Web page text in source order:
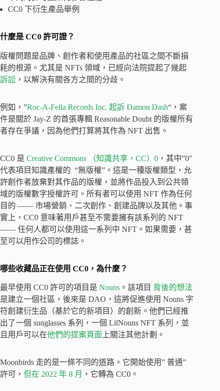
CC0 下衍生產品舉例
什麼是 CC0 許可證？
版權問題是品牌、創作者和使用產品的社區之間不斷損
耗的根源。尤其是 NFTs 領域，已經向法院提起了幾起
訴訟 ，以解決有關各方之間的分歧。
例如，”Roc-A-Fella Records Inc. 起訴 Damon Dash“，案
件是關於 Jay-Z 的首張專輯 Reasonable Doubt 的版權所有
者存在爭議，因為他們打算將其作為 NFT 出售。
CC0 是 Creative Commons （知識共享，CC）0 ，其中”0″
代表項目知識產權的 “無版權”。這是一種版權類型，允
許創作者放棄對其作品的版權，並將作品投入到公共領
域的版權數字授權許可。所有者可以使用 NFT 作為任何
目的 —— 市場營銷、二次創作、創建品牌以及其他。事
實上，CC0 意味著用戶甚至不需要擁有該系列的 NFT
—— 任何人都可以使用這一系列中 NFT。如果需要，甚
至可以用作公司的標誌。
哪些收藏品正在使用 CC0，為什麼？
最早使用 CC0 許可的項目是 Nouns 。該項目 背後的想法
是建立一個社區，後來是 DAO，這將促進使用 Nouns 字
符創建衍生品（基於它的新項目）的創新。他們已經推
出了一個 sunglasses 系列，一個 LilNouns NFT 系列，並
且用戶可以在他們的提案頁面上關注其他計劃。
Moonbirds 走的是一條不同的道路。它開始使用” 普通”
許可， 但在 2022 年 8 月 ，它轉為 CC0。